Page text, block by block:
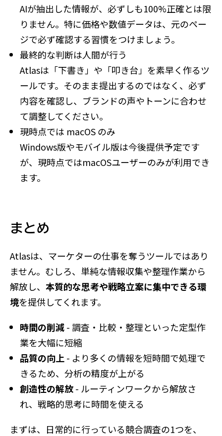
AIが抽出した情報が、必ずしも100%正確とは限
りません。特に価格や数値データは、元のペー
ジで必ず確認する習慣をつけましょう。
最終的な判断は人間が行う
Atlasは「下書き」や「叩き台」を素早く作るツ
ールです。そのまま提出するのではなく、必ず
内容を確認し、ブランドの声やトーンに合わせ
て調整してください。
現時点では macOS のみ
Windows版やモバイル版は今後提供予定です
が、現時点ではmacOSユーザーのみが利用でき
ます。
まとめ
Atlasは、マーケターの仕事を奪うツールではあり
ません。むしろ、単純な情報収集や整理作業から
解放し、 本質的な思考や戦略立案に集中できる環
境を提供してくれます。
時間の削減- 調査・比較・整理といった定型作
業を大幅に短縮
品質の向上- より多くの情報を短時間で処理で
きるため、分析の精度が上がる
創造性の解放- ルーティンワークから解放さ
れ、戦略的思考に時間を使える
まずは、日常的に行っている競合調査の1つを、